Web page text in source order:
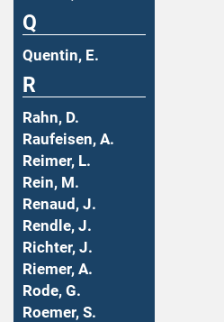
Q
Quentin, E.
R
Rahn, D.
Raufeisen, A.
Reimer, L.
Rein, M.
Renaud, J.
Rendle, J.
Richter, J.
Riemer, A.
Rode, G.
Roemer, S.